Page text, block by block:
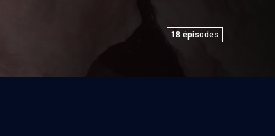
18 épisodes